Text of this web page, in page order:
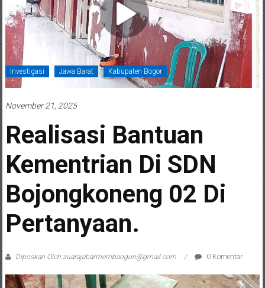
Investigasi Jawa Barat Kabupaten Bogor
November 21, 2025
Realisasi Bantuan
Kementrian Di SDN
Bojongkoneng 02 Di
Pertanyaan.
Diposkan Oleh:suarajabarmembangun@gmail.com 0 Komentar